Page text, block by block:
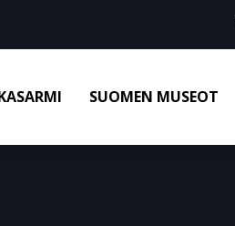
SUOMEN MUSEOT